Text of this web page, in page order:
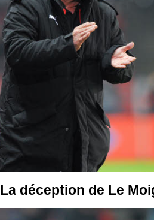
La déception de Le